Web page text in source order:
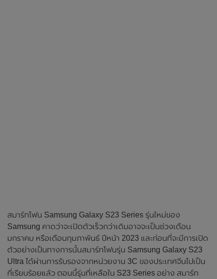
สมาร์ทโฟน Samsung Galaxy S23 Series รุ่นใหม่ของ
Samsung คาดว่าจะเปิดตัวเร็วกว่าเดิมอาจจะเป็นช่วงเดือน
มกราคม หรือเดือนกุมภาพันธ์ ปีหน้า 2023 และก่อนที่จะมีการเปิด
ตัวอย่างเป็นทางการนั้นสมาร์ทโฟนรุ่น Samsung Galaxy S23
Ultra ได้ผ่านการรับรองจากหน่วยงาน 3C ของประเทศจีนไปเป็น
ที่เรียบร้อยแล้ว ตอนนี้รุ่นที่เหลือใน S23 Series อย่าง สมาร์ท